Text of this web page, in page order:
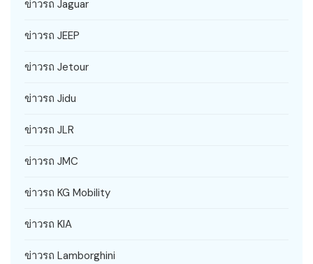
ข่าวรถ Jaguar
ข่าวรถ JEEP
ข่าวรถ Jetour
ข่าวรถ Jidu
ข่าวรถ JLR
ข่าวรถ JMC
ข่าวรถ KG Mobility
ข่าวรถ KIA
ข่าวรถ Lamborghini